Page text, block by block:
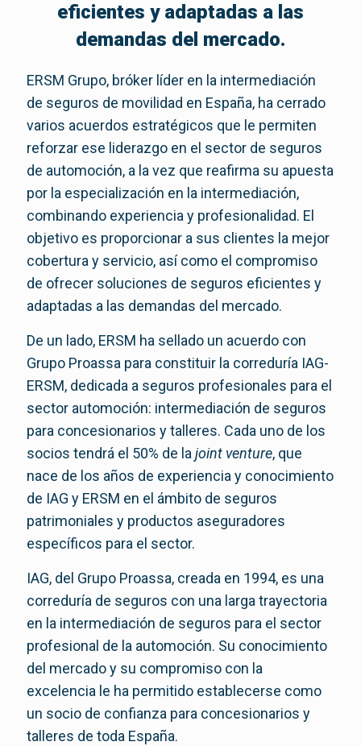
eficientes y adaptadas a las
demandas del mercado.
ERSM Grupo, bróker líder en la intermediación
de seguros de movilidad en España, ha cerrado
varios acuerdos estratégicos que le permiten
reforzar ese liderazgo en el sector de seguros
de automoción, a la vez que reafirma su apuesta
por la especialización en la intermediación,
combinando experiencia y profesionalidad. El
objetivo es proporcionar a sus clientes la mejor
cobertura y servicio, así como el compromiso
de ofrecer soluciones de seguros eficientes y
adaptadas a las demandas del mercado.
De un lado, ERSM ha sellado un acuerdo con
Grupo Proassa para constituir la correduría IAG-
ERSM, dedicada a seguros profesionales para el
sector automoción: intermediación de seguros
para concesionarios y talleres. Cada uno de los
socios tendrá el 50% de la joint venture, que
nace de los años de experiencia y conocimiento
de IAG y ERSM en el ámbito de seguros
patrimoniales y productos aseguradores
específicos para el sector.
IAG, del Grupo Proassa, creada en 1994, es una
correduría de seguros con una larga trayectoria
en la intermediación de seguros para el sector
profesional de la automoción. Su conocimiento
del mercado y su compromiso con la
excelencia le ha permitido establecerse como
un socio de confianza para concesionarios y
talleres de toda España.